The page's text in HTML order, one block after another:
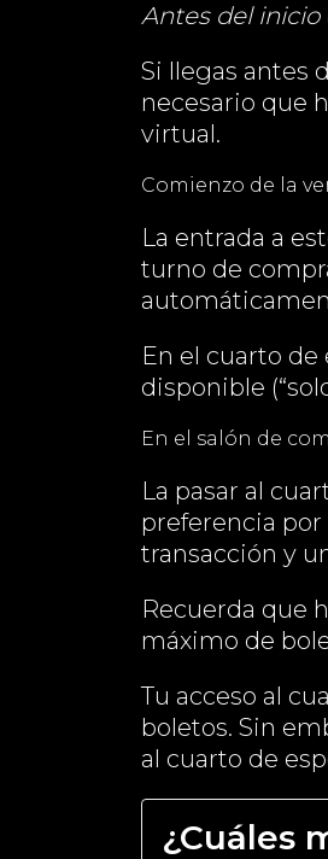
Antes del inicio
Si llegas antes
necesario que
virtual.
Comienzo de la
La entrada a
turno de
En el cuarto
disponible
En el salón de
La pasar al
preferencia
transacción y
Recuerda que
máximo de
Tu acceso al
boletos. Sin
al cuarto de
¿Cuáles